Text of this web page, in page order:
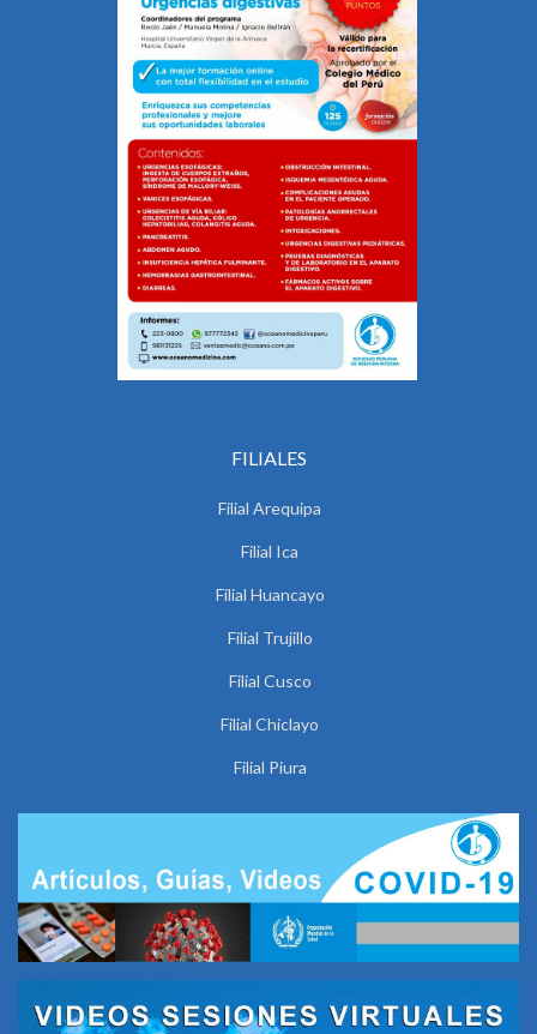
FILIALES
Filial Arequipa
Filial Ica
Filial Huancayo
Filial Trujillo
Filial Cusco
Filial Chiclayo
Filial Piura